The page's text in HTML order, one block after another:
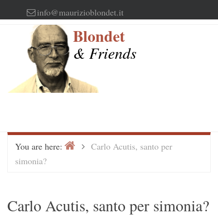
to
info@maurizioblondet.it
Blondet
& Friends
You are here: HomeCarlo Acutis, santo per
simonia?
Carlo Acutis, santo per simonia?